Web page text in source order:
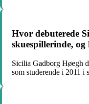
Hvor debuterede
skuespillerinde,
Sicilia Gadborg Høegh
som studerende i 2011 i